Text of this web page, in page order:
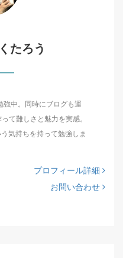
たろう
強中。同時にブログも運
て難しさと魅力を実感。
気持ちを持って勉強しま
プロフィール詳細
お問い合わせ